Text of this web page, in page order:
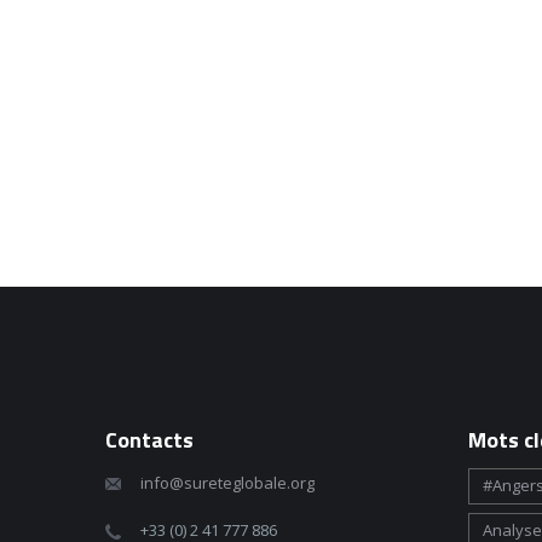
Contacts
info@sureteglobale.org
+33 (0) 2 41 777 886
Mots